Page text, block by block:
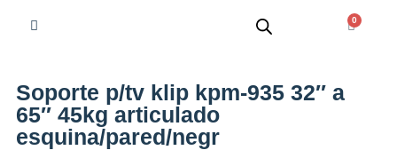
0
Soporte p/tv klip kpm-935 32″ a
65″ 45kg articulado
esquina/pared/negr